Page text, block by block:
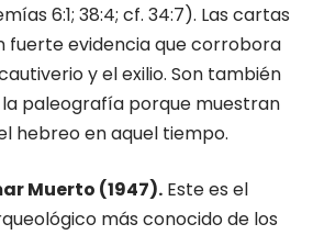
6:1; 38:4; cf. 34:7). Las cartas
fuerte evidencia que corrobo­ra
y el exilio. Son también
paleografía porque muestran
hebreo en aquel tiempo.
Muerto (1947). Este es el
más conocido de los